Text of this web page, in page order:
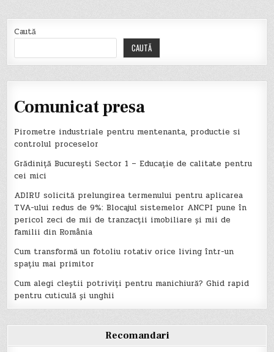
Caută
CAUTĂ
Comunicat presa
Pirometre industriale pentru mentenanta, productie si
controlul proceselor
Grădiniță București Sector 1 – Educație de calitate pentru
cei mici
ADIRU solicită prelungirea termenului pentru aplicarea
TVA-ului redus de 9%: Blocajul sistemelor ANCPI pune în
pericol zeci de mii de tranzacții imobiliare și mii de
familii din România
Cum transformă un fotoliu rotativ orice living într-un
spațiu mai primitor
Cum alegi cleștii potriviți pentru manichiură? Ghid rapid
pentru cuticulă și unghii
Recomandari